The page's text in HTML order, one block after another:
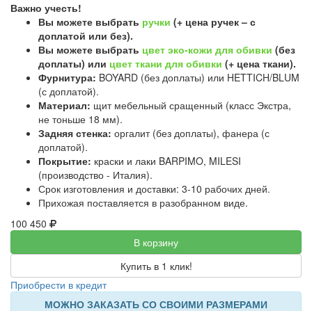
Важно учесть!
Вы можете выбрать ручки (+ цена ручек – с
доплатой или без).
Вы можете выбрать цвет эко-кожи для обивки (без
доплаты) или цвет ткани для обивки (+ цена ткани).
Фурнитура: BOYARD (без доплаты) или HETTICH/BLUM
(с доплатой).
Материал: щит мебельный сращенный (класс Экстра,
не тоньше 18 мм).
Задняя стенка: оргалит (без доплаты), фанера (с
доплатой).
Покрытие: краски и лаки BARPIMO, MILESI
(производство - Италия).
Срок изготовления и доставки: 3-10 рабочих дней.
Прихожая поставляется в разобранном виде.
100 450
В корзину
Купить в 1 клик!
Приобрести в кредит
МОЖНО ЗАКАЗАТЬ СО СВОИМИ РАЗМЕРАМИ